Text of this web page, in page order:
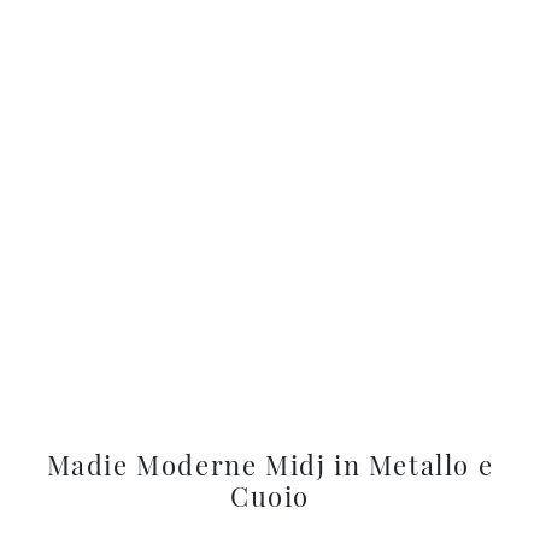
Madie Moderne Midj in Metallo e
Cuoio